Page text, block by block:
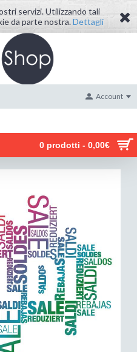
servizi. Utilizzando tali
da parte nostra.Dettagli
0 prodotti - 0,00€
Account